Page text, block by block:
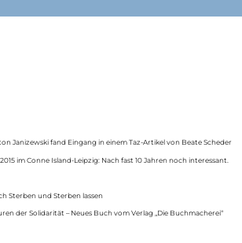
Janizewski fand Eingang in einem Taz-Artikel von Beate Scheder
im Conne Island-Leipzig: Nach fast 10 Jahren noch interessant.
Sterben und Sterben lassen
der Solidarität – Neues Buch vom Verlag „Die Buchmacherei“